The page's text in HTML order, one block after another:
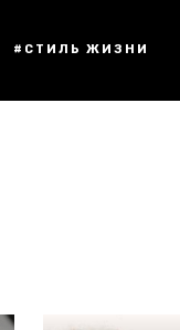
#СТИЛЬ ЖИЗНИ